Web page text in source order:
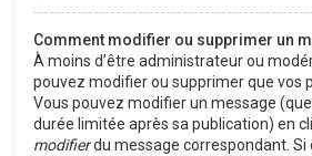
Comment modifier ou supprimer un
À moins d’être administrateur ou
pouvez modifier ou supprimer que vos
Vous pouvez modifier un message
durée limitée après sa publication) en
modifierdu message correspondant. Si